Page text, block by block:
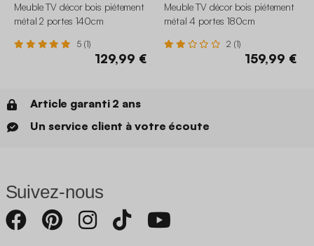
Meuble TV décor bois piétement
métal 2 portes 140cm
5 (1)
129,99 €
Meuble TV décor bois piétement
métal 4 portes 180cm
2 (1)
159,99 €
Article garanti 2 ans
Un service client à votre écoute
Suivez-nous